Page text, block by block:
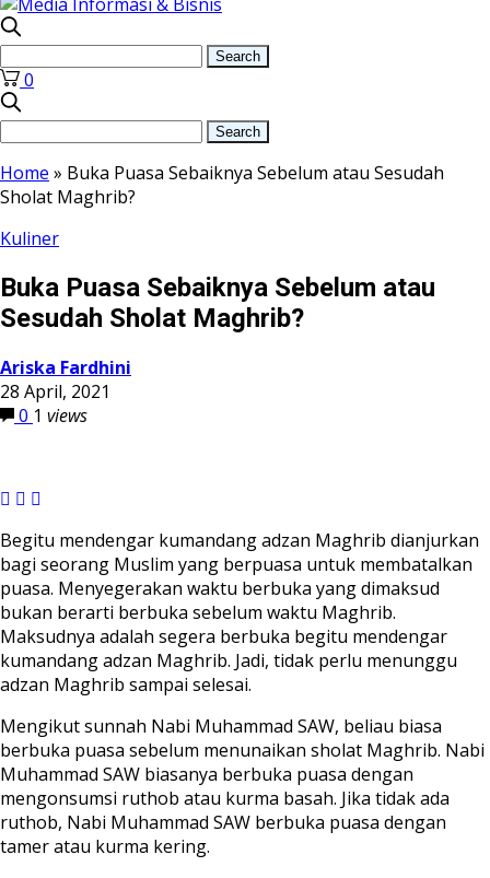
0
Home » Buka Puasa Sebaiknya Sebelum atau Sesudah
Sholat Maghrib?
Kuliner
Buka Puasa Sebaiknya Sebelum atau
Sesudah Sholat Maghrib?
Ariska Fardhini
28 April, 2021
0 1 views
Begitu mendengar kumandang adzan Maghrib dianjurkan
bagi seorang Muslim yang berpuasa untuk membatalkan
puasa. Menyegerakan waktu berbuka yang dimaksud
bukan berarti berbuka sebelum waktu Maghrib.
Maksudnya adalah segera berbuka begitu mendengar
kumandang adzan Maghrib. Jadi, tidak perlu menunggu
adzan Maghrib sampai selesai.
Mengikut sunnah Nabi Muhammad SAW, beliau biasa
berbuka puasa sebelum menunaikan sholat Maghrib. Nabi
Muhammad SAW biasanya berbuka puasa dengan
mengonsumsi ruthob atau kurma basah. Jika tidak ada
ruthob, Nabi Muhammad SAW berbuka puasa dengan
tamer atau kurma kering.